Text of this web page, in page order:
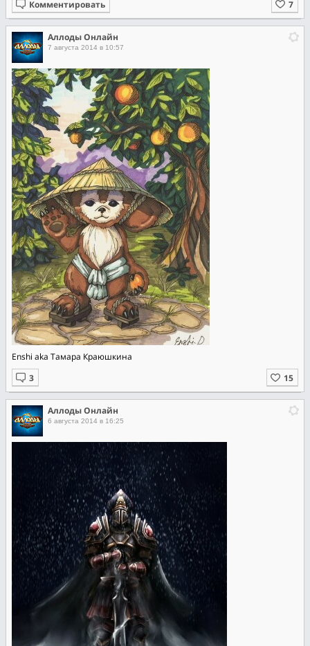
Комментировать
Аллоды Онлайн
7 августа 2014 в 10:57
Enshi aka Тамара Краюшкина
Аллоды Онлайн
6 августа 2014 в 16:25